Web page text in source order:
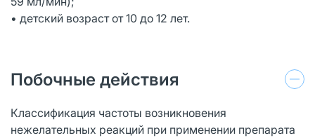
• детский возраст от 10 до 12 лет.
Побочные действия
Классификация частоты возникновения
нежелательных реакций при применении препарата